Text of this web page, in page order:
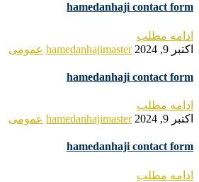
hamedanhaji contact form
ادامه مطلب
اکتبر 9, 2024
hamedanhajimaster عمومی
hamedanhaji contact form
ادامه مطلب
اکتبر 9, 2024
hamedanhajimaster عمومی
hamedanhaji contact form
ادامه مطلب